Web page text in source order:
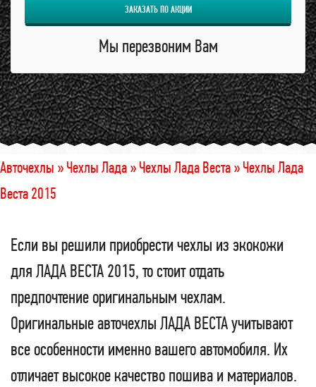
ЗАКАЗАТЬ ПО АКЦИИ
Мы перезвоним Вам
Авточехлы »Чехлы Лада »Чехлы Лада Веста »Чехлы Лада
Веста 2015
Если вы решили приобрести чехлы из экокожи
для ЛАДА ВЕСТА 2015, то стоит отдать
предпочтение оригинальным чехлам.
Оригинальные авточехлы ЛАДА ВЕСТА учитывают
все особенности именно вашего автомобиля. Их
отличает высокое качество пошива и материалов.